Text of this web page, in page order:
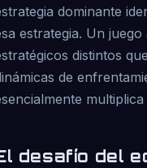
dominante
estrategia. Un
distintos
de
desafío del